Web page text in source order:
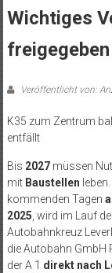
Wichtiges
freigegeben
Veröffentlicht von:
K35 zum Zentrum
entfällt
Bis 2027müssen
mit Baustellen
kommenden Tagen
2025, wird im Lauf
Autobahnkreuz
die Autobahn GmbH
der A 1 direkt nach